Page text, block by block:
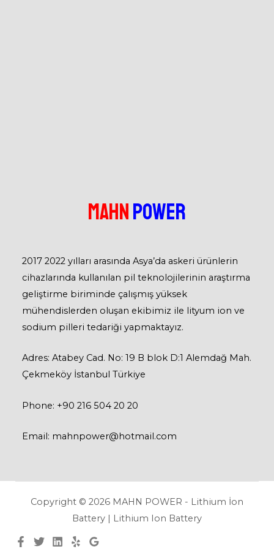
MAHNPOWER
2017 2022 yılları arasında Asya’da askeri ürünlerin
cihazlarında kullanılan pil teknolojilerinin araştırma
geliştirme biriminde çalışmış yüksek
mühendislerden oluşan ekibimiz ile lityum ion ve
sodium pilleri tedariği yapmaktayız.
Adres: Atabey Cad. No: 19 B blok D:1 Alemdağ Mah.
Çekmeköy İstanbul Türkiye
Phone: +90 216 504 20 20
Email: mahnpower@hotmail.com
Copyright © 2026 MAHN POWER - Lithium İon
Battery | Lithium Ion Battery